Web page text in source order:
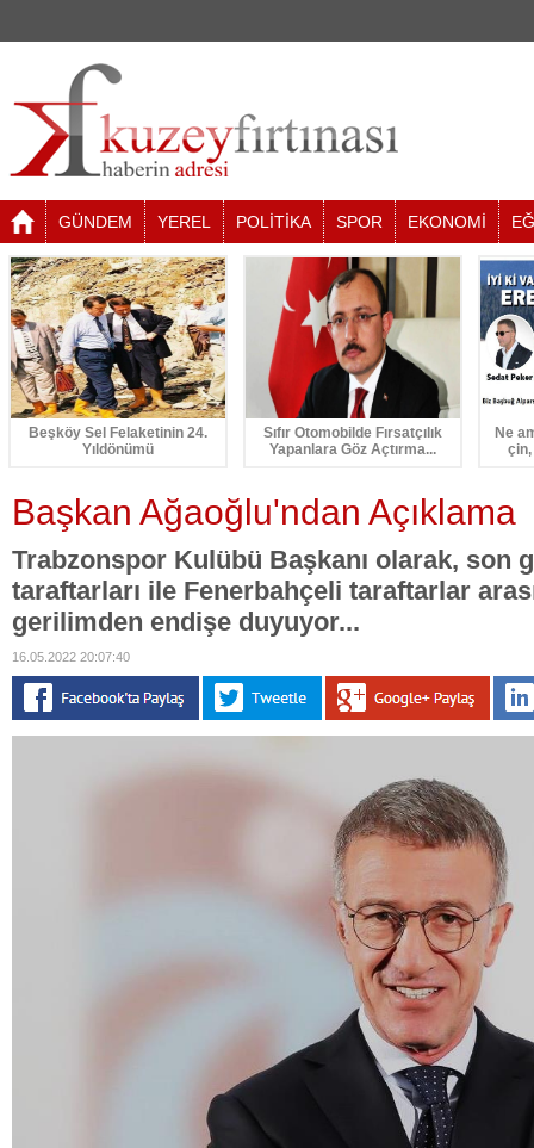
GÜNDEM YEREL POLİTİKA SPOR EKONOMİ
Beşköy Sel Felaketinin 24.
Yıldönümü
Sıfır Otomobilde Fırsatçılık
Yapanlara Göz Açtırma...
Ne
Başkan Ağaoğlu'ndan Açıklama
Trabzonspor Kulübü Başkanı olarak, son
taraftarları ile Fenerbahçeli taraftarlar
gerilimden endişe duyuyor...
16.05.2022 20:07:40